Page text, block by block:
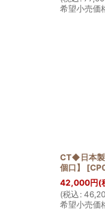
希望小売価
CT◆日本製
個口】
[
42,000円(
(税込 :
希望小売価